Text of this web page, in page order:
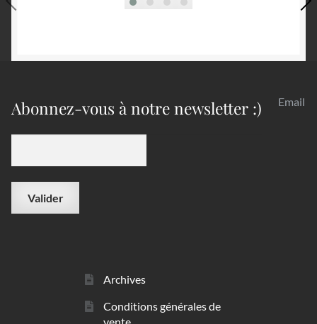
Abonnez-vous à notre newsletter :) Email
Archives
Conditions générales de